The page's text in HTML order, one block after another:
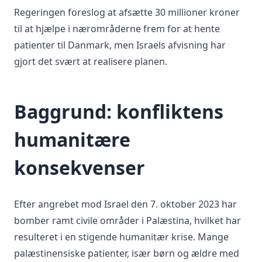
Regeringen foreslog at afsætte 30 millioner kroner
til at hjælpe i nærområderne frem for at hente
patienter til Danmark, men Israels afvisning har
gjort det svært at realisere planen.
Baggrund: konfliktens
humanitære
konsekvenser
Efter angrebet mod Israel den 7. oktober 2023 har
bomber ramt civile områder i Palæstina, hvilket har
resulteret i en stigende humanitær krise. Mange
palæstinensiske patienter, især børn og ældre med